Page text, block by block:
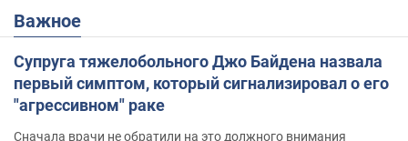
Важное
Супруга тяжелобольного Джо Байдена назвала
первый симптом, который сигнализировал о его
"агрессивном" раке
Сначала врачи не обратили на это должного внимания